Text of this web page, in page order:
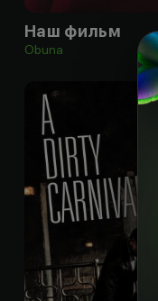
Наш фильм
Obuna